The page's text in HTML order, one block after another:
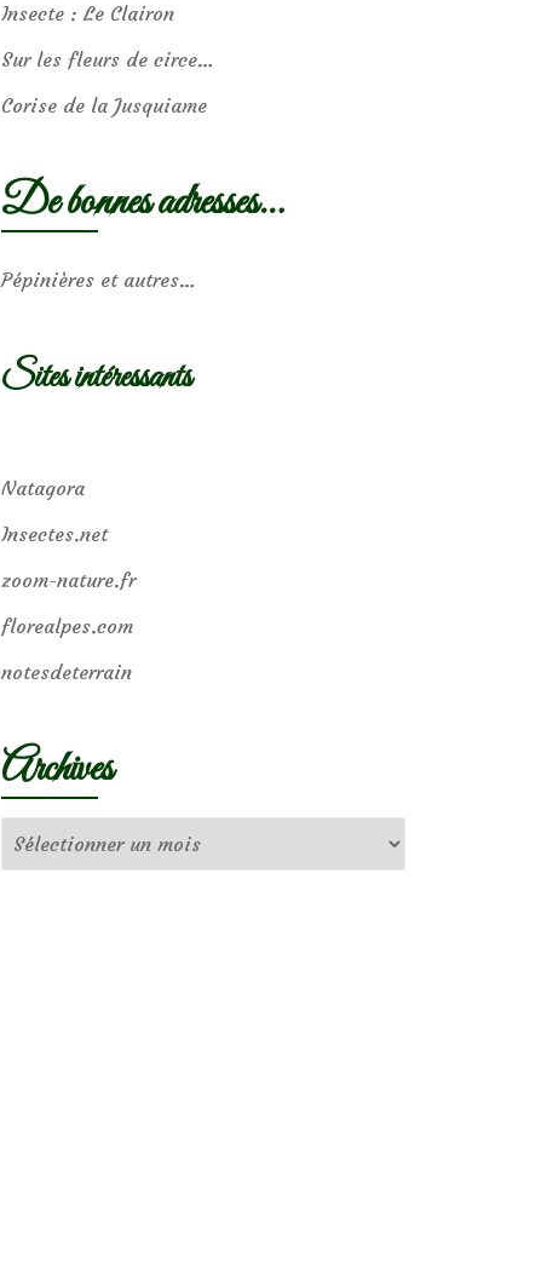
Insecte : Le Clairon
Sur les fleurs de circe…
Corise de la Jusquiame
De bonnes adresses…
Pépinières et autres…
Sites intéressants
Natagora
Insectes.net
zoom-nature.fr
florealpes.com
notesdeterrain
Archives
Archives